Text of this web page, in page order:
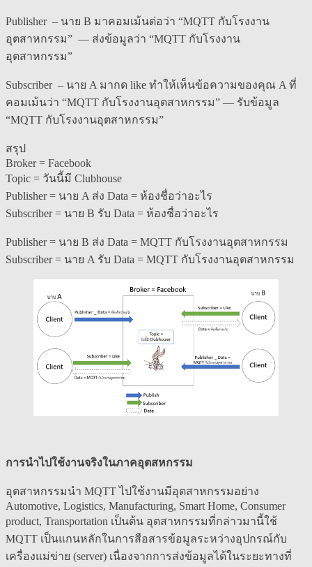
Publisher – นาย B มาคอมเม้นต่อว่า “MQTT กับโรงงาน
อุตสาหกรรม” — ส่งข้อมูลว่า “MQTT กับโรงงาน
อุตสาหกรรม”
Subscriber – นาย A มากด like ทำให้เห็นข้อความของคุณ A ที่
คอมเม้นว่า “MQTT กับโรงงานอุตสาหกรรม” — รับข้อมูล
“MQTT กับโรงงานอุตสาหกรรม”
สรุป
Broker = Facebook
Topic = วันนี้มี Clubhouse
Publisher = นาย A ส่ง Data = ห้องชื่อว่าอะไร
Subscriber = นาย B รับ Data = ห้องชื่อว่าอะไร
Publisher = นาย B ส่ง Data = MQTT กับโรงงานอุตสาหกรรม
Subscriber = นาย A รับ Data = MQTT กับโรงงานอุตสาหกรรม
การนำไปใช้งานจริงในภาคอุตสหกรรม
อุตสาหกรรมนำ MQTT ไปใช้งานมีอุตสาหกรรมอย่าง
Automotive, Logistics, Manufacturing, Smart Home, Consumer
product, Transportation เป็นต้น อุตสาหกรรมที่กล่าวมานี้ใช้
MQTT เป็นแกนหลักในการสือสารข้อมูลระหว่างอุปกรณ์กับ
เครื่องแม่ข่าย (server) เนื่องจากการส่งข้อมูลได้ในระยะทางที่